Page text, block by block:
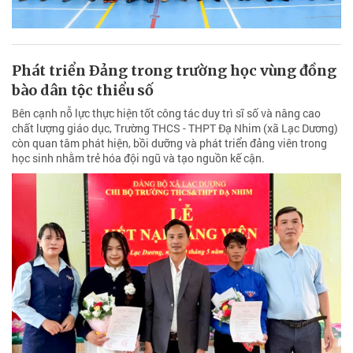
Phát triển Ðảng trong trường học vùng đồng
bào dân tộc thiểu số
Bên cạnh nỗ lực thực hiện tốt công tác duy trì sĩ số và nâng cao
chất lượng giáo dục, Trường THCS - THPT Đạ Nhim (xã Lạc Dương)
còn quan tâm phát hiện, bồi dưỡng và phát triển đảng viên trong
học sinh nhằm trẻ hóa đội ngũ và tạo nguồn kế cận.